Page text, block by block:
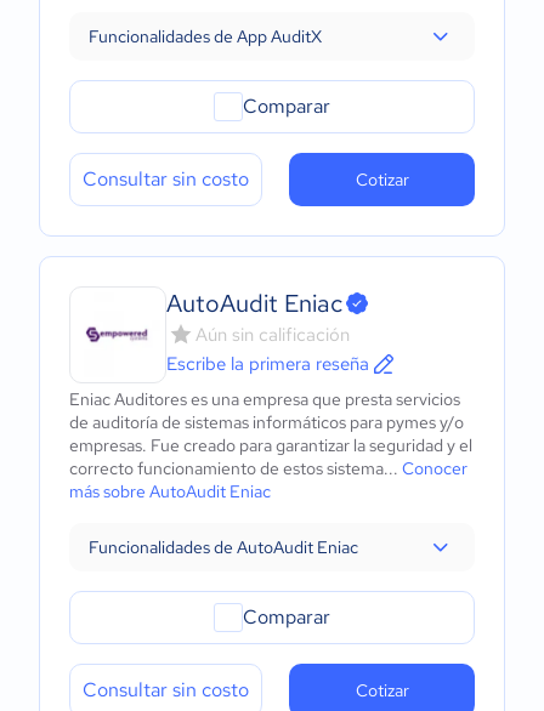
Funcionalidades de App AuditX
Comparar
Consultar sin costo Cotizar
AutoAudit Eniac
Aún sin calificación
Escribe la primera reseña
Eniac Auditores es una empresa que presta servicios
de auditoría de sistemas informáticos para pymes y/o
empresas. Fue creado para garantizar la seguridad y el
correcto funcionamiento de estos sistema... Conocer
más sobre AutoAudit Eniac
Funcionalidades de AutoAudit Eniac
Comparar
Consultar sin costo Cotizar